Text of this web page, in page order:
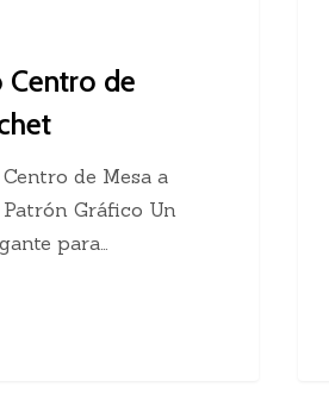
Centro de
de Mesa a
Gráfico Un
para…